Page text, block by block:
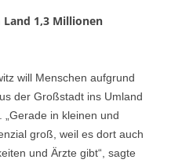
1,3 Millionen
will Menschen aufgrund
der Großstadt ins Umland
in kleinen und
groß, weil es dort auch
und Ärzte gibt“, sagte